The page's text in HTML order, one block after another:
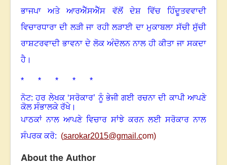
ਭਾਜਪਾ ਅਤੇ ਆਰਐੱਸਐੱਸ ਵੱਲੋਂ ਦੇਸ਼ ਵਿੱਚ ਹਿੰਦੂਤਵਵਾਦੀ
ਵਿਚਾਰਧਾਰਾ ਦੀ ਲੜੀ ਜਾ ਰਹੀ ਲੜਾਈ ਦਾ ਮੁਕਾਬਲਾ ਸੱਚੀ ਸੁੱਚੀ
ਰਾਸ਼ਟਰਵਾਦੀ ਭਾਵਨਾ ਦੇ ਲੋਕ ਅੰਦੋਲਨ ਨਾਲ ਹੀ ਕੀਤਾ ਜਾ ਸਕਦਾ
ਹੈ ।
* * * * *
ਨੋਟ: ਹਰ ਲੇਖਕ ‘ਸਰੋਕਾਰ’ ਨੂੰ ਭੇਜੀ ਗਈ ਰਚਨਾ ਦੀ ਕਾਪੀ ਆਪਣੇ
ਕੋਲ ਸੰਭਾਲਕੇ ਰੱਖੇ।
ਪਾਠਕਾਂ ਨਾਲ ਆਪਣੇ ਵਿਚਾਰ ਸਾਂਝੇ ਕਰਨ ਲਈ ਸਰੋਕਾਰ ਨਾਲ
ਸੰਪਰਕ ਕਰੋ: (sarokar2015@gmail.com)
About the Author